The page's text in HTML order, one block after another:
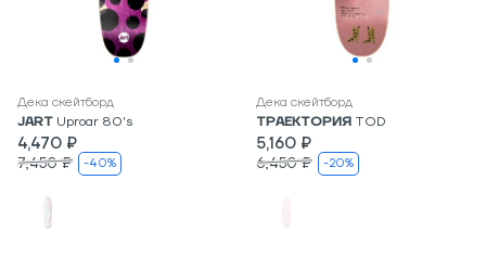
Дека скейтборд
JART Uproar 80's
4,470 ₽
7,450 ₽ -40%
Дека скейтборд
ТРАЕКТОРИЯ TOD
5,160 ₽
6,450 ₽ -20%